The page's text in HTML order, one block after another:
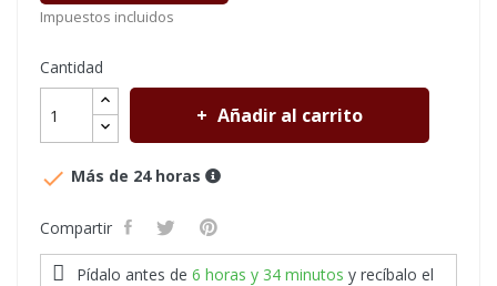
Impuestos incluidos
Cantidad
Añadir al carrito
 Más de 24 horas
Compartir
Pídalo antes de 6 horas y 34 minutos y recíbalo el